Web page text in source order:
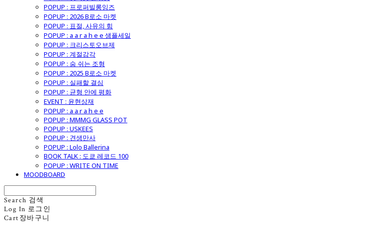
POPUP : 프로퍼빌롱잉즈
POPUP : 2026 B로소 마켓
POPUP : 표절, 사유의 힘
POPUP : a a r a h e e 샘플세일
POPUP : 크리스토오브제
POPUP : 계절감각
POPUP : 숨 쉬는 조형
POPUP : 2025 B로소 마켓
POPUP : 실패할 결심
POPUP : 균형 안에 평화
EVENT : 윤현상재
POPUP : a a r a h e e
POPUP : MMMG GLASS POT
POPUP : USKEES
POPUP : 견생만사
POPUP : Lolo Ballerina
BOOK TALK : 도쿄 레코드 100
POPUP : WRITE ON TIME
MOODBOARD
Search 검색
Log In 로그인
Cart 장바구니